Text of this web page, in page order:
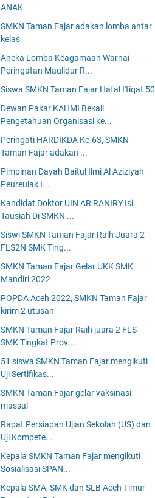
ANAK
SMKN Taman Fajar adakan lomba antar
kelas
Aneka Lomba Keagamaan Warnai
Peringatan Maulidur R...
Siswa SMKN Taman Fajar Hafal I'tiqat 50
Dewan Pakar KAHMI Bekali
Pengetahuan Organisasi ke...
Peringati HARDIKDA Ke-63, SMKN
Taman Fajar adakan ...
Pimpinan Dayah Baitul Ilmi Al Aziziyah
Peureulak I...
Kandidat Doktor UIN AR RANIRY Isi
Tausiah Di SMKN ...
Siswi SMKN Taman Fajar Raih Juara 2
FLS2N SMK Ting...
SMKN Taman Fajar Gelar UKK SMK
Mandiri 2022
POPDA Aceh 2022, SMKN Taman Fajar
kirim 2 utusan
SMKN Taman Fajar Raih juara 2 FLS
SMK Tingkat Prov...
51 siswa SMKN Taman Fajar mengikuti
Uji Sertifikas...
SMKN Taman Fajar gelar vaksinasi
massal
Rapat Persiapan Ujian Sekolah (US) dan
Uji Kompete...
Kepala SMKN Taman Fajar mengikuti
Sosialisasi SPAN...
Kepala SMA, SMK dan SLB Aceh Timur